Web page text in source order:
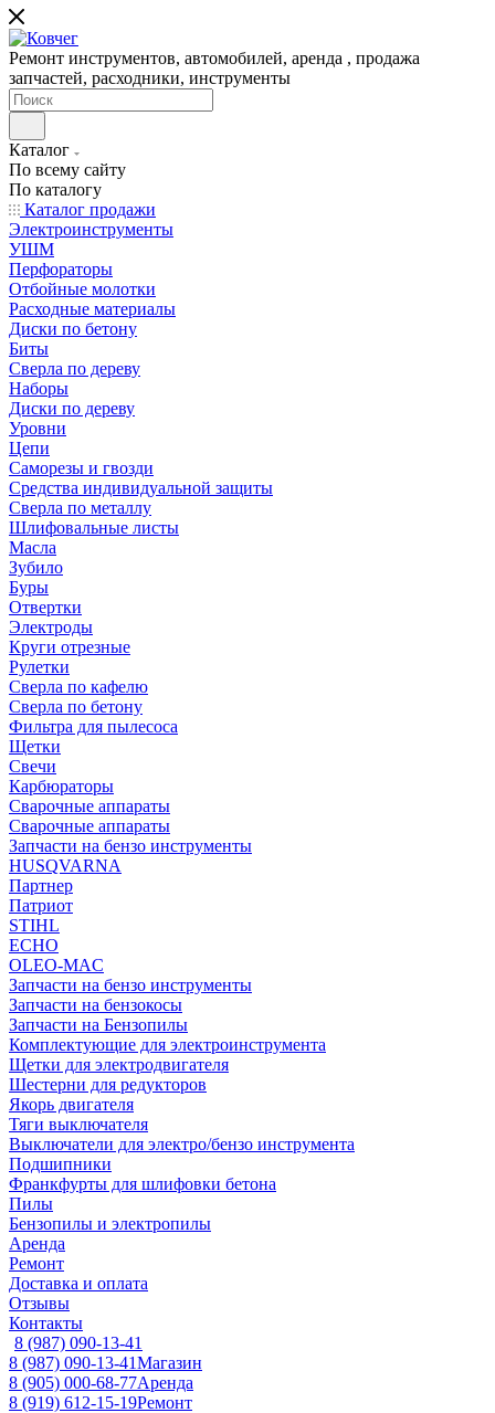
Ремонт инструментов, автомобилей, аренда , продажа
запчастей, расходники, инструменты
Каталог
По всему сайту
По каталогу
Каталог продажи
Электроинструменты
УШМ
Перфораторы
Отбойные молотки
Расходные материалы
Диски по бетону
Биты
Сверла по дереву
Наборы
Диски по дереву
Уровни
Цепи
Саморезы и гвозди
Средства индивидуальной защиты
Сверла по металлу
Шлифовальные листы
Масла
Зубило
Буры
Отвертки
Электроды
Круги отрезные
Рулетки
Сверла по кафелю
Сверла по бетону
Фильтра для пылесоса
Щетки
Свечи
Карбюраторы
Сварочные аппараты
Сварочные аппараты
Запчасти на бензо инструменты
HUSQVARNA
Партнер
Патриот
STIHL
ECHO
OLEO-MAC
Запчасти на бензо инструменты
Запчасти на бензокосы
Запчасти на Бензопилы
Комплектующие для электроинструмента
Щетки для электродвигателя
Шестерни для редукторов
Якорь двигателя
Тяги выключателя
Выключатели для электро/бензо инструмента
Подшипники
Франкфурты для шлифовки бетона
Пилы
Бензопилы и электропилы
Аренда
Ремонт
Доставка и оплата
Отзывы
Контакты
8 (987) 090-13-41
8 (987) 090-13-41Магазин
8 (905) 000-68-77Аренда
8 (919) 612-15-19Ремонт